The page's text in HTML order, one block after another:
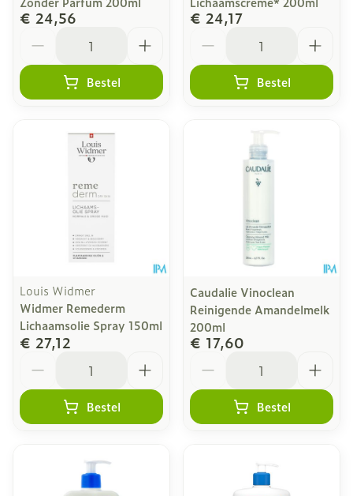
€ 24,56
Bestel
€ 24,17
Bestel
Louis Widmer
Widmer Remederm
Lichaamsolie Spray 150ml
€ 27,12
Bestel
Caudalie Vinoclean
Reinigende Amandelmelk
200ml
€ 17,60
Bestel